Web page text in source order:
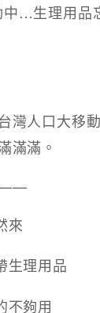
…生理用品
灣人口大移
滿滿。
——
來
生理用品
不夠用